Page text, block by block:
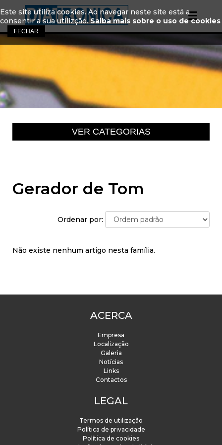
Gerador de Tom
Ordenar por:
Não existe nenhum artigo nesta família.
ACERCA
Empresa
Localização
Galeria
Notícias
Links
Contactos
LEGAL
Termos de utilização
Política de privacidade
Política de cookies
Este site utiliza cookies. Ao navegar neste site está a
consentir a sua utilizção. Saiba mais sobre o uso de cookies